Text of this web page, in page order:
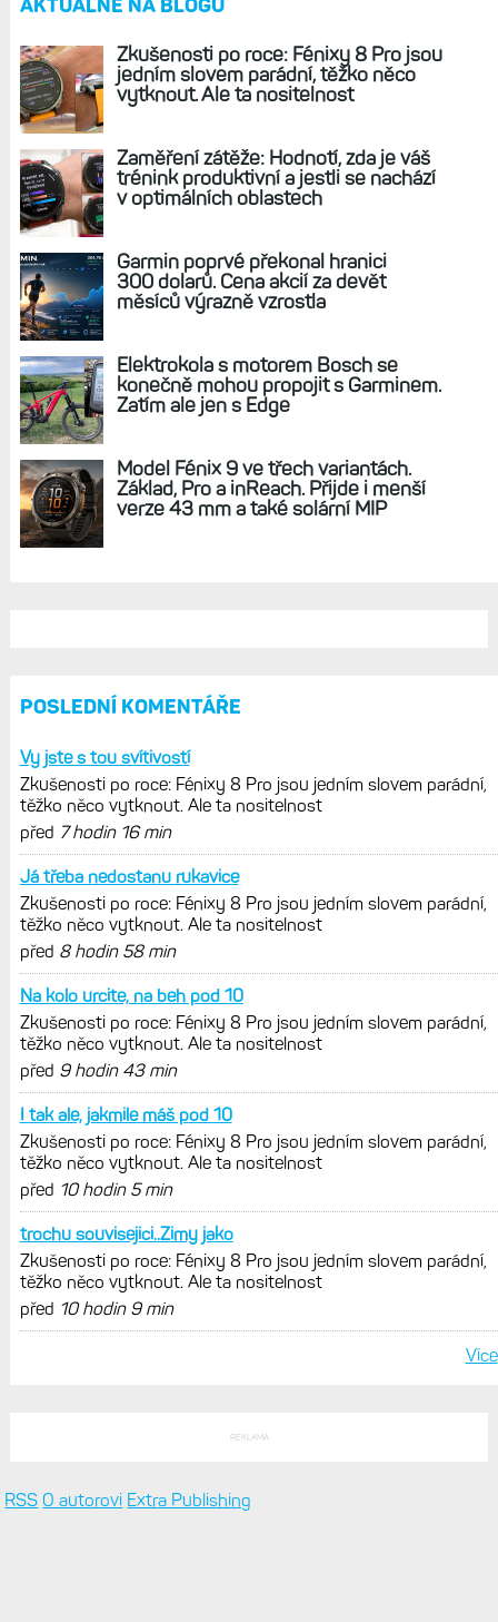
Jak dlouho vydrží cyklonavigace Edge 820 na
jedno nabití?
vytknout. Ale ta nositelnost
Zaměření zátěže: Hodnotí, zda je váš
trénink produktivní a jestli se nachází
v optimálních oblastech
Garmin poprvé překonal hranici
300 dolarů. Cena akcií za devět
měsíců výrazně vzrostla
Elektrokola s motorem Bosch se
konečně mohou propojit s Garminem.
Zatím ale jen s Edge
Model Fénix 9 ve třech variantách.
Základ, Pro a inReach. Přijde i menší
verze 43 mm a také solární MIP